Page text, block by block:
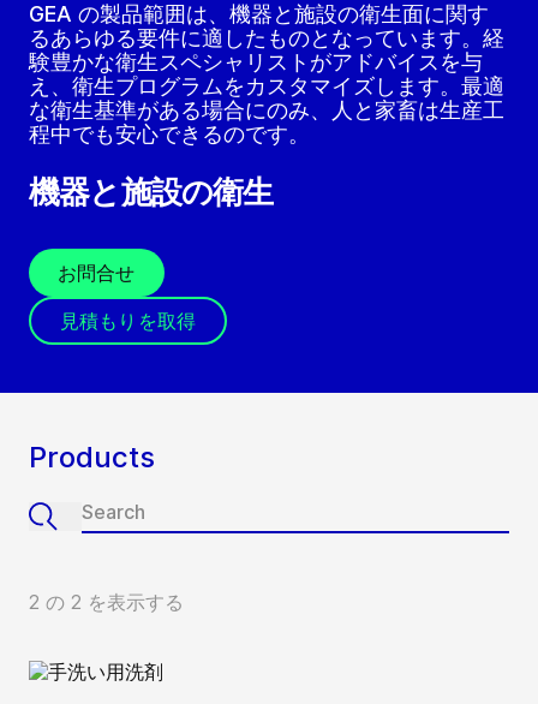
GEA の製品範囲は、機器と施設の衛生面に関す
るあらゆる要件に適したものとなっています。経
験豊かな衛生スペシャリストがアドバイスを与
え、衛生プログラムをカスタマイズします。最適
な衛生基準がある場合にのみ、人と家畜は生産工
程中でも安心できるのです。
機器と施設の衛生
お問合せ
見積もりを取得
Products
2 の 2 を表示する